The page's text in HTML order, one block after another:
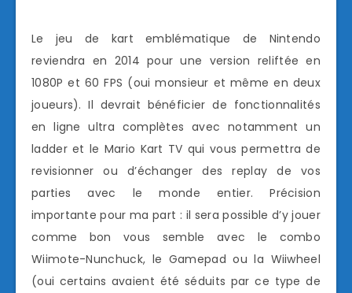
Le jeu de kart emblématique de Nintendo
reviendra en 2014 pour une version reliftée en
1080P et 60 FPS (oui monsieur et même en deux
joueurs). Il devrait bénéficier de fonctionnalités
en ligne ultra complètes avec notamment un
ladder et le Mario Kart TV qui vous permettra de
revisionner ou d’échanger des replay de vos
parties avec le monde entier. Précision
importante pour ma part : il sera possible d’y jouer
comme bon vous semble avec le combo
Wiimote-Nunchuck, le Gamepad ou la Wiiwheel
(oui certains avaient été séduits par ce type de